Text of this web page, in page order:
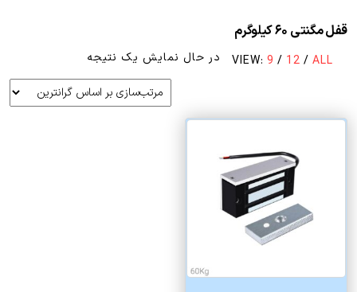
قفل مگنتی ۶۰ کیلوگرم
VIEW: 9 / 12 / ALL در حال نمایش یک نتیجه